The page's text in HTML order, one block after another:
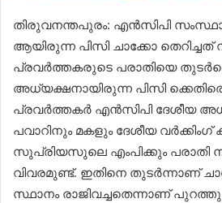
തിരുവനന്തപുരം: എൻസിപി
ആയിരുന്ന പിസി ചാക്കോ തെറിച്ചത്
പ്രവർത്തകരുടെ പരാതിയെ
അധ്യക്ഷനായിരുന്ന പിസി
പ്രവർത്തകർ എൻസിപി ദേശീയ
പവാറിനും മകളും ദേശീയ വർക്കിംഗ്
സുപ്രിയസുലെ എംപിക്കും പരാതി
വിവരമുണ്ട്. ഇതിനെ തുടർന്നാണ്
സ്ഥാനം രാജിവച്ചതെന്നാണ് പുറത്തു